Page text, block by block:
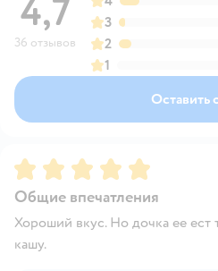
4,7
36 отзывов
3
2
1
Оставить
Рейтинг:5
Общие впечатления
Хороший вкус. Но дочка ее ест
кашу.